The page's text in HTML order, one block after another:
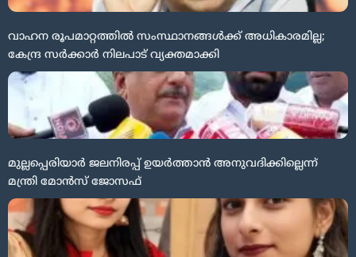
വാഹന രൂപമാറ്റത്തിൽ സംസ്ഥാനങ്ങൾക്ക് അധികാരമില്ല;
കേന്ദ്ര സർക്കാർ നിലപാട് വ്യക്തമാക്കി
മുല്ലപ്പെരിയാർ ജലനിരപ്പ് ഉയർത്താൻ അനുവദിക്കില്ലെന്ന്
മന്ത്രി മോന്‍സ് ജോസഫ്